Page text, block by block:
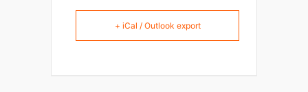
+ iCal / Outlook export